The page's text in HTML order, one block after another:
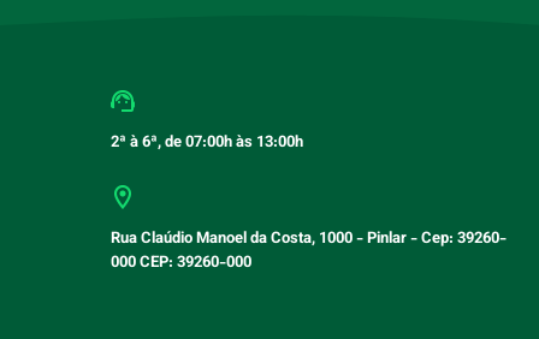
2ª à 6ª, de 07:00h às 13:00h
Rua Claúdio Manoel da Costa, 1000 - Pinlar - Cep: 39260-
000 CEP: 39260-000